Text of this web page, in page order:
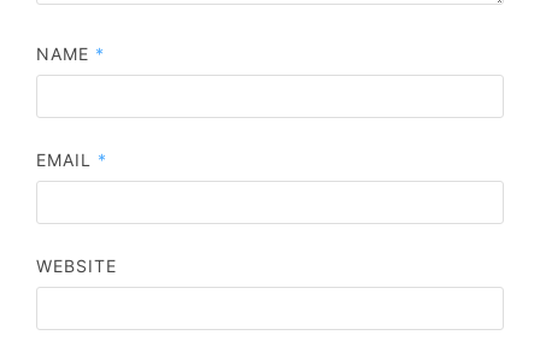
NAME *
EMAIL *
WEBSITE